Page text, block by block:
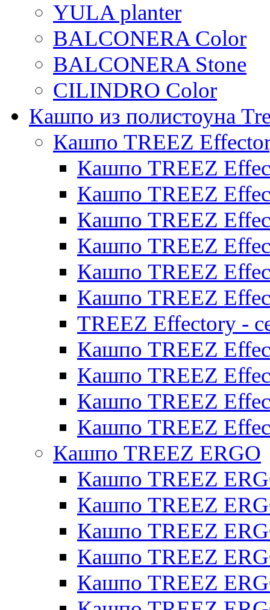
YULA planter
BALCONERA Color
BALCONERA Stone
CILINDRO Color
Кашпо из полистоуна
Кашпо TREEZ
Кашпо TREEZ
Кашпо TREEZ
Кашпо TREEZ
Кашпо TREEZ
Кашпо TREEZ
Кашпо TREEZ
TREEZ Effectory -
Кашпо TREEZ
Кашпо TREEZ
Кашпо TREEZ
Кашпо TREEZ
Кашпо TREEZ ERGO
Кашпо TREEZ
Кашпо TREEZ
Кашпо TREEZ
Кашпо TREEZ
Кашпо TREEZ